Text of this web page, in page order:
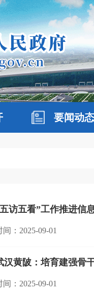
要闻动态
访五看”工作推进信
间：2025-09-01
汉黄陂：培育建强骨
间：2025-09-01